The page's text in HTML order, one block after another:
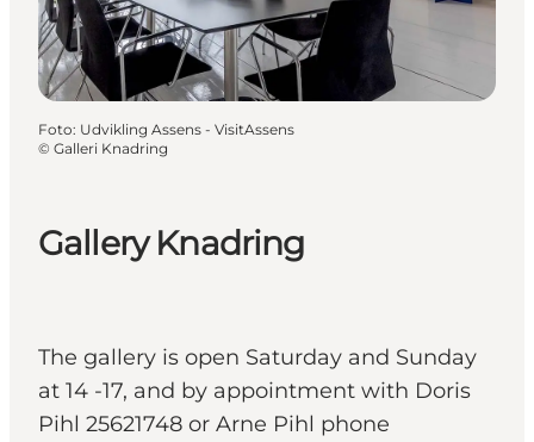
Gallery Knadring
The gallery is open Saturday and Sunday
at 14 -17, and by appointment with Doris
Pihl 25621748 or Arne Pihl phone
Foto: Udvikling Assens - VisitAssens
© Galleri Knadring